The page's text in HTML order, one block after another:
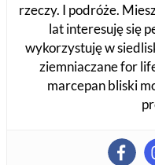
rzeczy. I podróże.
lat interesuję się
wykorzystuję w
ziemniaczane for
marcepan bliski